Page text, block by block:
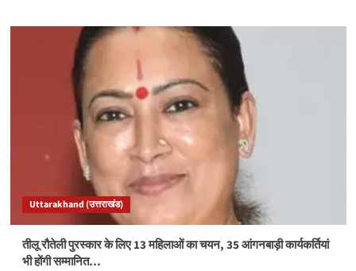
Uttarakhand (उत्तराखंड)
तीलू रौतेली पुरस्कार के लिए 13 महिलाओं का चयन, 35 आंगनबाड़ी कार्यकर्तियां
भी होंगी सम्मानित…